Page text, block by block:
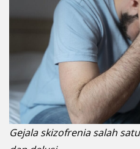
Gejala skizofrenia salah